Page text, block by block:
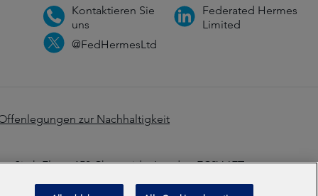
Kontaktieren Sie
uns
Federated Hermes
Limited
@FedHermesLtd
zur Nachhaltigkeit
Sixth Floor, 150 Cheapside, London EC2V 6ET.